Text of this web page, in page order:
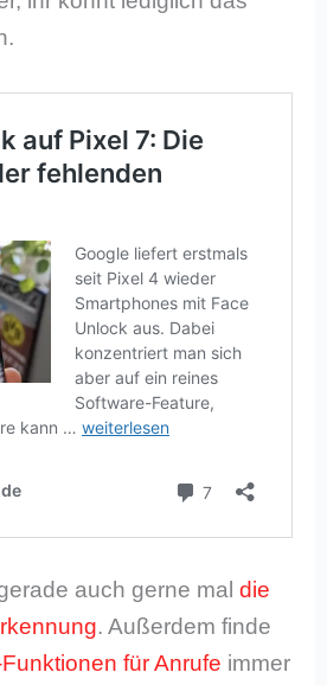
auch gerne maldie
. Außerdem finde
für Anrufe immer